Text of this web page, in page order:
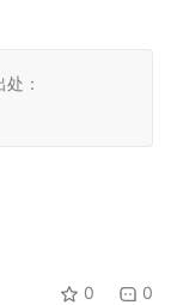
：
0 0